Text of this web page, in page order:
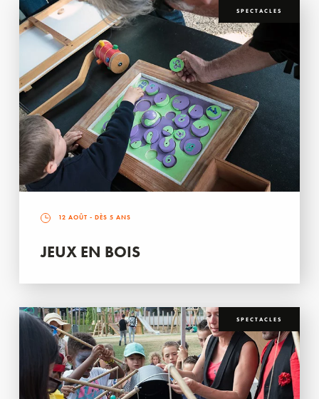
SPECTACLES
12 AOÛT - DÈS 5 ANS
JEUX EN BOIS
SPECTACLES